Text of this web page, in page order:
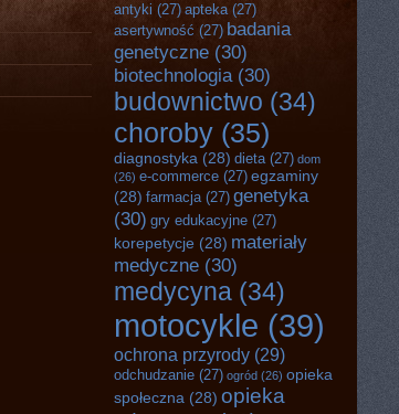
antyki (27) apteka(27)
asertywność (27) badania
genetyczne (30)
biotechnologia(30)
budownictwo (34)
choroby (35)
diagnostyka (28) dieta(27) dom
(26) e-commerce (27) egzaminy
(28) farmacja(27) genetyka
(30) gry edukacyjne (27)
korepetycje (28) materiały
medyczne (30)
medycyna (34)
motocykle (39)
ochrona przyrody (29)
odchudzanie (27) ogród (26) opieka
społeczna (28) opieka